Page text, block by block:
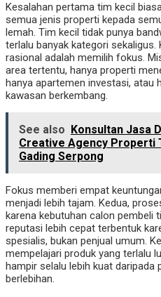
Kesalahan pertama tim kecil
semua jenis properti kepada
lemah. Tim kecil tidak punya
terlalu banyak kategori sekaligus.
rasional adalah memilih fokus.
area tertentu, hanya properti
hanya apartemen investasi, atau
kawasan berkembang.
See also
Konsultan Jasa
Creative Agency Properti
Gading Serpong
Fokus memberi empat
menjadi lebih tajam. Kedua,
karena kebutuhan calon pembeli
reputasi lebih cepat terbentuk
spesialis, bukan penjual umum.
mempelajari produk yang terlalu
hampir selalu lebih kuat daripada
berlebihan.